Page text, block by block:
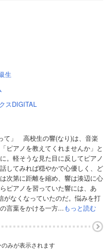
生
スDIGITAL
て」 高校生の響(なり)は、音楽
ピアノを教えてくれませんか」と
。軽そうな見た目に反してピアノ
してみれば穏やかで心優しく、ど
次第に距離を縮め、響は湊辺に心
ピアノを習っていた響には、あ
がなくなっていたのだ。悩みを打
言葉をかける一方...もっと読む
みが表示されます